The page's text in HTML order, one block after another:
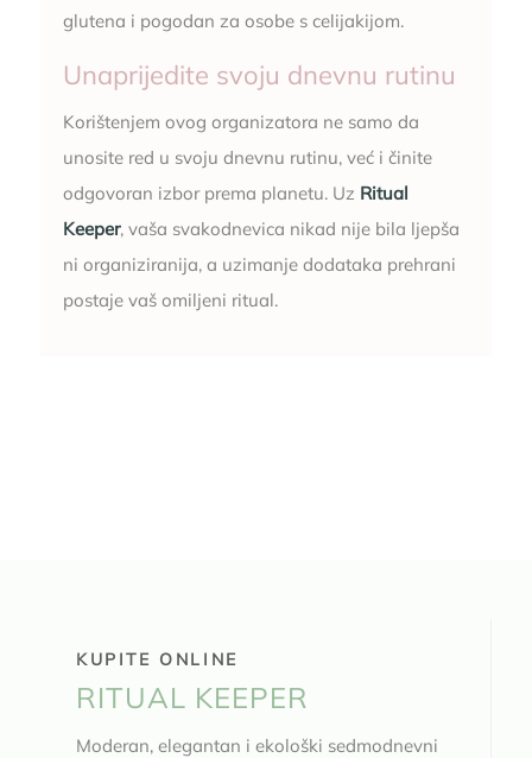
glutena i pogodan za osobe s celijakijom.
Unaprijedite svoju dnevnu rutinu
Korištenjem ovog organizatora ne samo da
unosite red u svoju dnevnu rutinu, već i činite
odgovoran izbor prema planetu. Uz Ritual
Keeper, vaša svakodnevica nikad nije bila ljepša
ni organiziranija, a uzimanje dodataka prehrani
postaje vaš omiljeni ritual.
KUPITE ONLINE
RITUAL KEEPER
Moderan, elegantan i ekološki sedmodnevni